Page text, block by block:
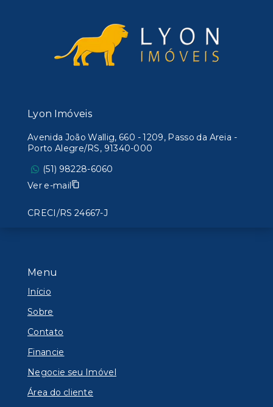
Menu
Início
Sobre
Contato
Financie
Negocie seu Imóvel
Área do cliente
Lyon Imóveis
Avenida João Wallig, 660 - 1209, Passo da Areia -
Porto Alegre/RS, 91340-000
(51) 98228-6060
Ver e-mail
CRECI/RS 24667-J